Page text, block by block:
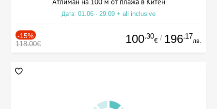
Дата: 01.06 - 29.09 + all inclusive
-15%
118.00€ 100.30
€ / 196.17
лв.